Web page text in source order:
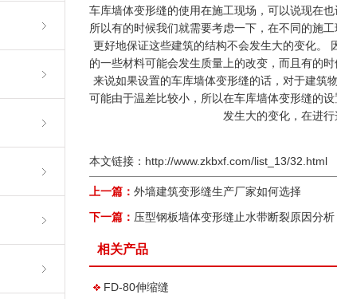
车库墙体变形缝的使用在施工现场，可以说现在
所以有的时候我们就需要考虑一下，在不同的施
更好地保证这些建筑的结构不会发生大的变化。
的一些材料可能会发生质量上的改变，而且有的
来说如果设置的车库墙体变形缝的话，对于建筑
可能由于温差比较小，所以在车库墙体变形缝的
发生大的变化，在进
本文链接： http://www.zkbxf.com/list_13/32.html
上一篇： 外墙建筑变形缝生产厂家如何选择
下一篇： 压型钢板墙体变形缝止水带断裂原因分析
相关产品
FD-80伸缩缝